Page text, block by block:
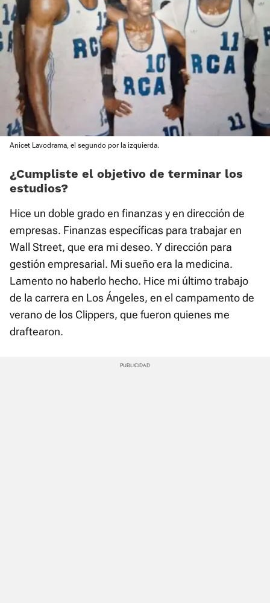
Anicet Lavodrama, el segundo por la izquierda.
¿Cumpliste el objetivo de terminar los
estudios?
Hice un doble grado en finanzas y en dirección de
empresas. Finanzas específicas para trabajar en
Wall Street, que era mi deseo. Y dirección para
gestión empresarial. Mi sueño era la medicina.
Lamento no haberlo hecho. Hice mi último trabajo
de la carrera en Los Ángeles, en el campamento de
verano de los Clippers, que fueron quienes me
draftearon.